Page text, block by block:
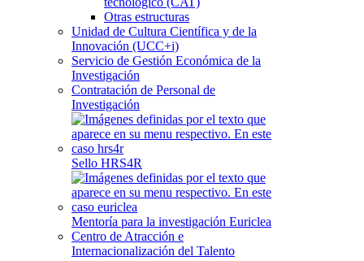
Otras estructuras
Unidad de Cultura Científica y de la
Innovación (UCC+i)
Servicio de Gestión Económica de la
Investigación
Contratación de Personal de
Investigación
Sello HRS4R
Mentoría para la investigación Euriclea
Centro de Atracción e
Internacionalización del Talento